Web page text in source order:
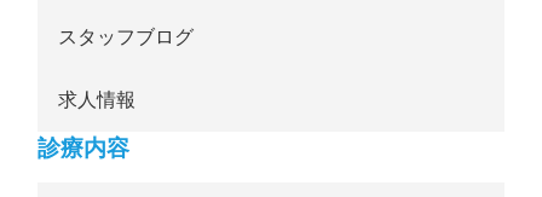
スタッフブログ
求人情報
診療内容